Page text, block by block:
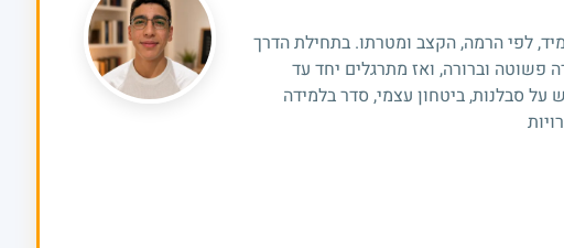
לפי הרמה, הקצב ומטרתו. בתחילת הדרך
פשוטה וברורה, ואז מתרגלים יחד עד
סבלנות, ביטחון עצמי, סדר בלמידה